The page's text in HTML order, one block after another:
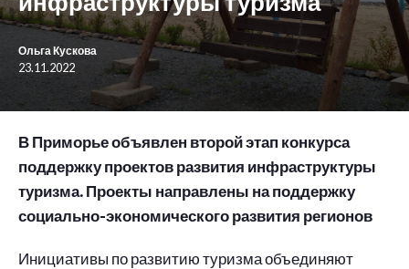
Ольга Кускова
23.11.2022
В Приморье объявлен второй этап конкурса
поддержку проектов развития инфраструктуры
туризма. Проекты направлены на поддержку
социально-экономического развития регионов
Инициативы по развитию туризма объединяют